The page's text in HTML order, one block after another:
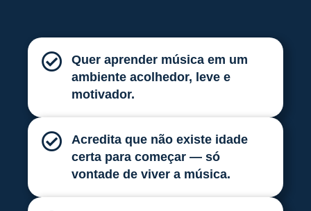
Quer aprender música em um
ambiente acolhedor, leve e
motivador.
Acredita que não existe idade
certa para começar — só
vontade de viver a música.